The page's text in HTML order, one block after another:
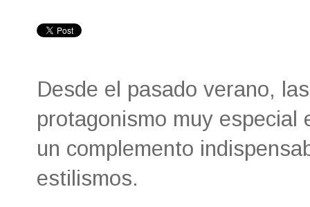
Desde el pasado verano,
protagonismo muy
un complemento
estilismos.